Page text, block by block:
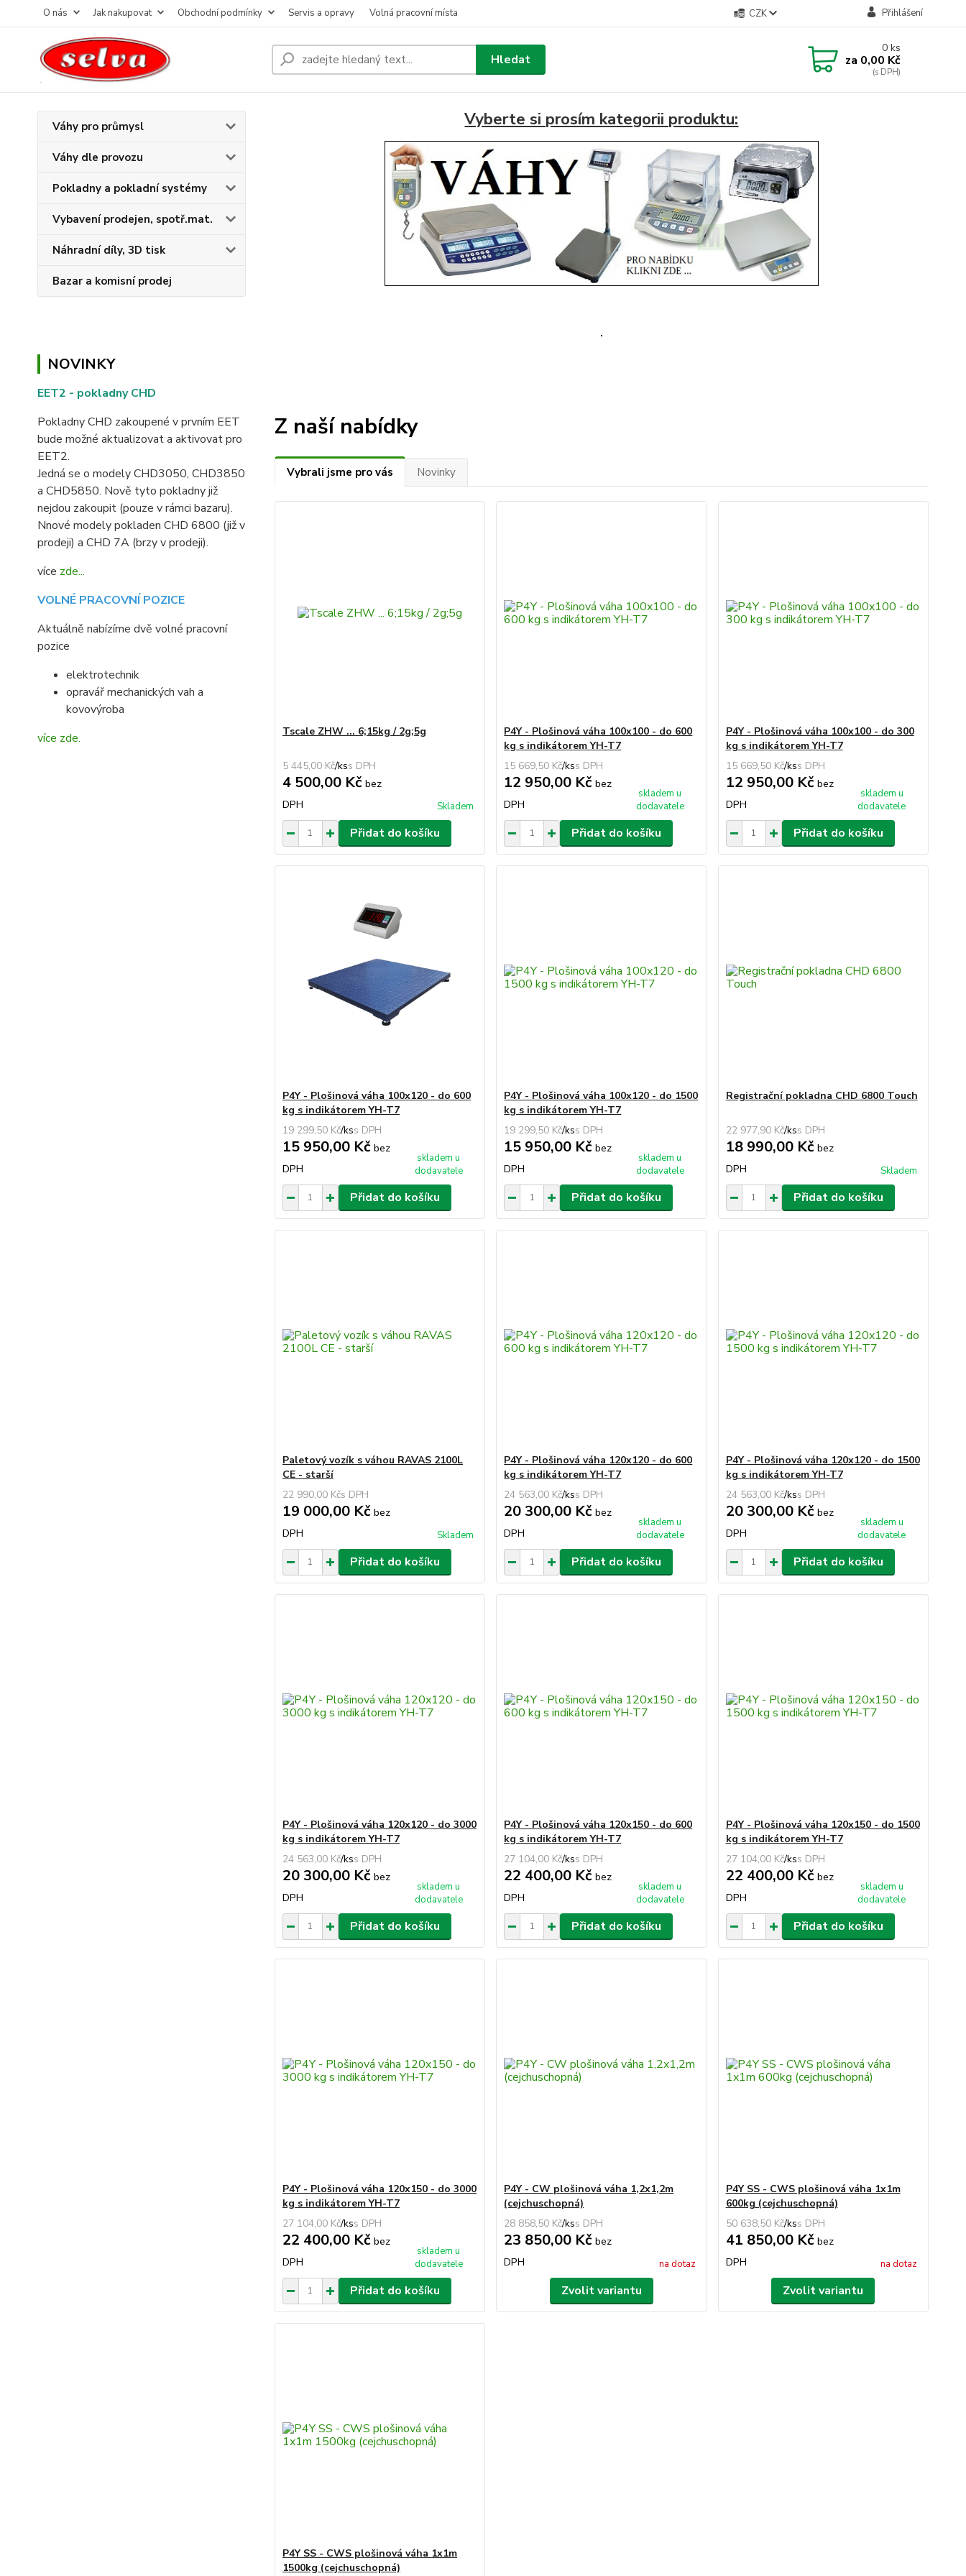
O nás Jak nakupovat Obchodní podmínky Servis a opravy Volná pracovní místa CZK Přihlášení
Hledat
0ks
za 0,00 Kč
Váhy pro průmysl
Váhy dle provozu
Pokladny a pokladní systémy
Vybavení prodejen, spotř.mat.
Náhradní díly, 3D tisk
Bazar a komisní prodej
NOVINKY
EET2 - pokladny CHD
Pokladny CHD zakoupené v prvním EET
bude možné aktualizovat a aktivovat pro
EET2.
Jedná se o modely CHD3050, CHD3850
a CHD5850. Nově tyto pokladny již
nejdou zakoupit (pouze v rámci bazaru).
Nnové modely pokladen CHD 6800 (již v
prodeji) a CHD 7A (brzy v prodeji).
více zde...
VOLNÉ PRACOVNÍ POZICE
Aktuálně nabízíme dvě volné pracovní
pozice
elektrotechnik
opravář mechanických vah a
kovovýroba
více zde.
Vyberte si prosím kategorii produktu:
Z naší nabídky
Vybrali jsme pro vás Novinky
Tscale ZHW ... 6;15kg / 2g;5g
5 445,00 Kč/ks
4 500,00 Kč bez
DPH
Skladem
Přidat do košíku
P4Y - Plošinová váha 100x100 - do 600
kg s indikátorem YH-T7
15 669,50 Kč/ks
12 950,00 Kčbez
DPH
skladem u
dodavatele
Přidat do košíku
P4Y - Plošinová váha 100x100 - do 300
kg s indikátorem YH-T7
15 669,50 Kč/ks
12 950,00 Kč bez
DPH
skladem u
dodavatele
Přidat do košíku
P4Y - Plošinová váha 100x120 - do 600
kg s indikátorem YH-T7
19 299,50 Kč/ks
15 950,00 Kč bez
DPH
skladem u
dodavatele
Přidat do košíku
P4Y - Plošinová váha 100x120 - do 1500
kg s indikátorem YH-T7
19 299,50 Kč/ks
15 950,00 Kčbez
DPH
skladem u
dodavatele
Přidat do košíku
Registrační pokladna CHD 6800 Touch
22 977,90 Kč/ks
18 990,00 Kč bez
DPH
Skladem
Přidat do košíku
Paletový vozík s váhou RAVAS 2100L
CE - starší
22 990,00 Kč
19 000,00 Kč bez
DPH
Skladem
Přidat do košíku
P4Y - Plošinová váha 120x120 - do 600
kg s indikátorem YH-T7
24 563,00 Kč/ks
20 300,00 Kčbez
DPH
skladem u
dodavatele
Přidat do košíku
P4Y - Plošinová váha 120x120 - do 1500
kg s indikátorem YH-T7
24 563,00 Kč/ks
20 300,00 Kč bez
DPH
skladem u
dodavatele
Přidat do košíku
P4Y - Plošinová váha 120x120 - do 3000
kg s indikátorem YH-T7
24 563,00 Kč/ks
20 300,00 Kč bez
DPH
skladem u
dodavatele
Přidat do košíku
P4Y - Plošinová váha 120x150 - do 600
kg s indikátorem YH-T7
27 104,00 Kč/ks
22 400,00 Kčbez
DPH
skladem u
dodavatele
Přidat do košíku
P4Y - Plošinová váha 120x150 - do 1500
kg s indikátorem YH-T7
27 104,00 Kč/ks
22 400,00 Kč bez
DPH
skladem u
dodavatele
Přidat do košíku
P4Y - Plošinová váha 120x150 - do 3000
kg s indikátorem YH-T7
27 104,00 Kč/ks
22 400,00 Kč bez
DPH
skladem u
dodavatele
Přidat do košíku
P4Y - CW plošinová váha 1,2x1,2m
(cejchuschopná)
28 858,50 Kč/ks
23 850,00 Kčbez
DPH
na dotaz
Zvolit variantu
P4Y SS - CWS plošinová váha 1x1m
600kg (cejchuschopná)
50 638,50 Kč/ks
41 850,00 Kč bez
DPH
na dotaz
Zvolit variantu
P4Y SS - CWS plošinová váha 1x1m
1500kg (cejchuschopná)